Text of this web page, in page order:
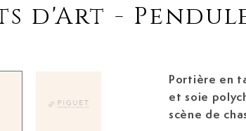
d'Art -
Portière en
et soie
scène de